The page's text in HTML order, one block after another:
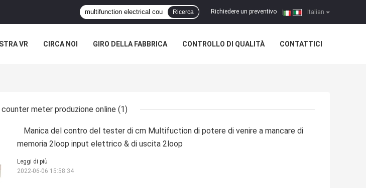
Italian
Richiedere un preventivo |
Ricerca
VR CIRCA NOI GIRO DELLA FABBRICA CONTROLLO DI QUALITÀ CONTATTICI
meter produzione online (1)
Manica del contro del tester di cm Multifuction di potere di venire a mancare di
memoria 2loop input elettrico & di uscita 2loop
Leggi di più
2022-06-06 15:58:34